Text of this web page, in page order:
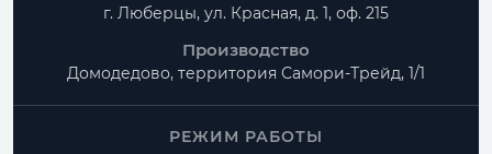
г. Люберцы, ул. Красная, д. 1, оф. 215
Производство
Домодедово, территория Самори-Трейд, 1/1
РЕЖИМ РАБОТЫ